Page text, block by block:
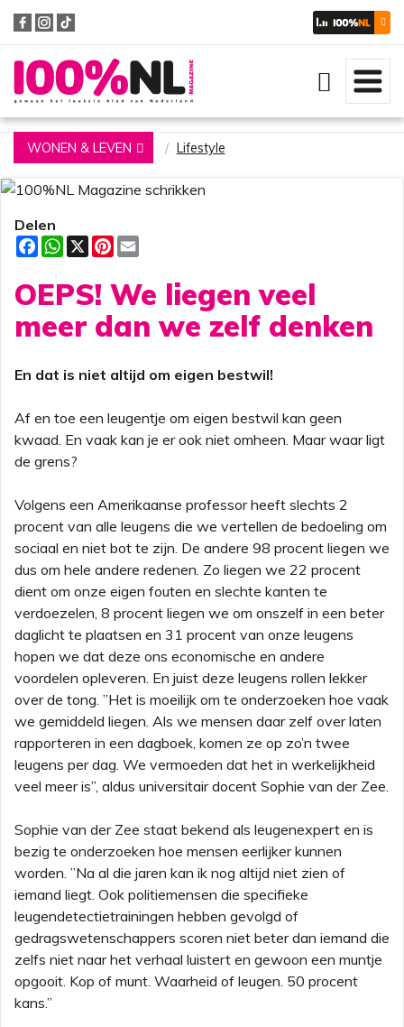
Zoeken
WONEN & LEVEN Lifestyle
Delen
F
a
e
b
o
W
h
t
s
p
X
P
t
e
e
i
OEPS! We liegen veel
meer dan we zelf denken
En dat is niet altijd om eigen bestwil!
Af en toe een leugentje om eigen bestwil kan geen
kwaad. En vaak kan je er ook niet omheen. Maar waar ligt
de grens?
Volgens een Amerikaanse professor heeft slechts 2
procent van alle leugens die we vertellen de bedoeling om
sociaal en niet bot te zijn. De andere 98 procent liegen we
dus om hele andere redenen. Zo liegen we 22 procent
dient om onze eigen fouten en slechte kanten te
verdoezelen, 8 procent liegen we om onszelf in een beter
daglicht te plaatsen en 31 procent van onze leugens
hopen we dat deze ons economische en andere
voordelen opleveren. En juist deze leugens rollen lekker
over de tong. ”Het is moeilijk om te onderzoeken hoe vaak
we gemiddeld liegen. Als we mensen daar zelf over laten
rapporteren in een dagboek, komen ze op zo’n twee
leugens per dag. We vermoeden dat het in werkelijkheid
veel meer is”, aldus universitair docent Sophie van der Zee.
Sophie van der Zee staat bekend als leugenexpert en is
bezig te onderzoeken hoe mensen eerlijker kunnen
worden. ”Na al die jaren kan ik nog altijd niet zien of
iemand liegt. Ook politiemensen die specifieke
leugendetectietrainingen hebben gevolgd of
gedragswetenschappers scoren niet beter dan iemand die
zelfs niet naar het verhaal luistert en gewoon een muntje
opgooit. Kop of munt. Waarheid of leugen. 50 procent
kans.”